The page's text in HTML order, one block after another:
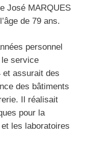
José MARQUES
de 79 ans.
personnel
le service
et assurait des
des bâtiments
Il réalisait
pour la
les laboratoires